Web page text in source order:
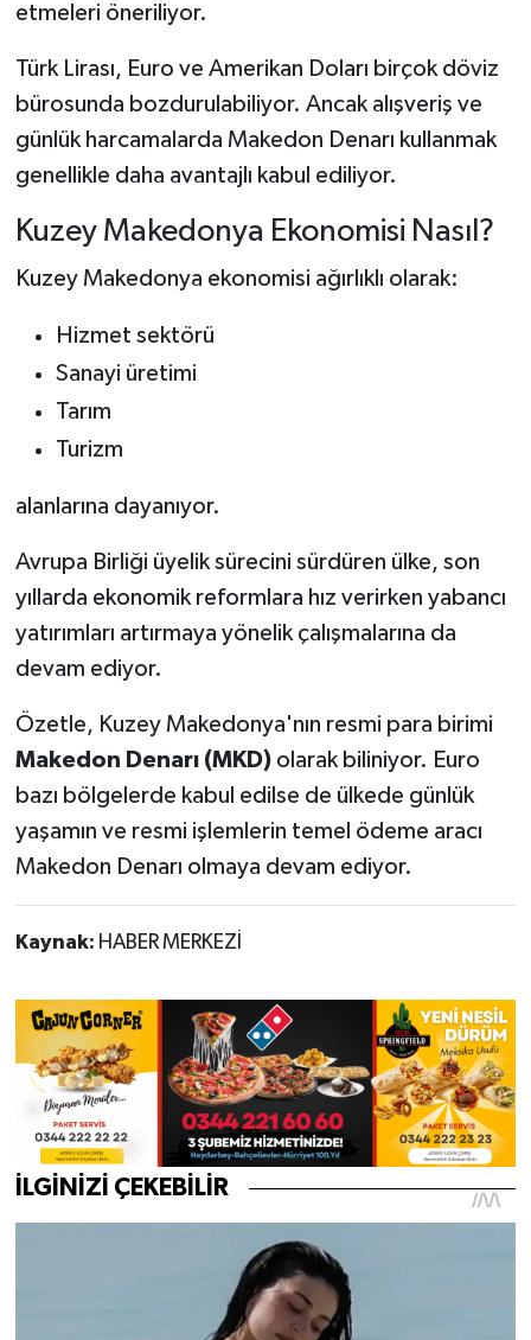
etmeleri öneriliyor.
Türk Lirası, Euro ve Amerikan Doları birçok döviz
bürosunda bozdurulabiliyor. Ancak alışveriş ve
günlük harcamalarda Makedon Denarı kullanmak
genellikle daha avantajlı kabul ediliyor.
Kuzey Makedonya Ekonomisi Nasıl?
Kuzey Makedonya ekonomisi ağırlıklı olarak:
Hizmet sektörü
Sanayi üretimi
Tarım
Turizm
alanlarına dayanıyor.
Avrupa Birliği üyelik sürecini sürdüren ülke, son
yıllarda ekonomik reformlara hız verirken yabancı
yatırımları artırmaya yönelik çalışmalarına da
devam ediyor.
Özetle, Kuzey Makedonya'nın resmi para birimi
Makedon Denarı (MKD)olarak biliniyor. Euro
bazı bölgelerde kabul edilse de ülkede günlük
yaşamın ve resmi işlemlerin temel ödeme aracı
Makedon Denarı olmaya devam ediyor.
Kaynak: HABER MERKEZİ